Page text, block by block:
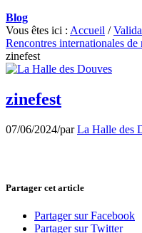
Blog
Vous êtes ici : Accueil /
Rencontres internationales
zinefest
zinefest
07/06/2024/parLa Halle des
Partager cet article
Partager sur Facebook
Partager sur Twitter